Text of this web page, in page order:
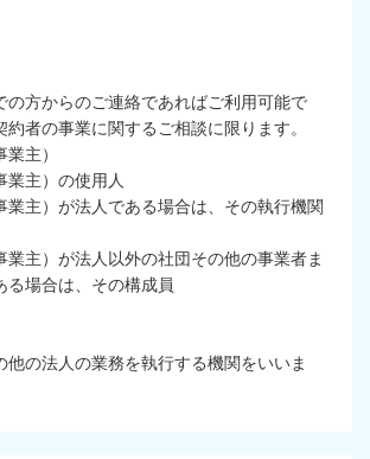
方からのご連絡であればご利用可能で
者の事業に関するご相談に限ります。
主）
主）の使用人
主）が法人である場合は、その執行機関
主）が法人以外の社団その他の事業者ま
る場合は、その構成員
他の法人の業務を執行する機関をいいま